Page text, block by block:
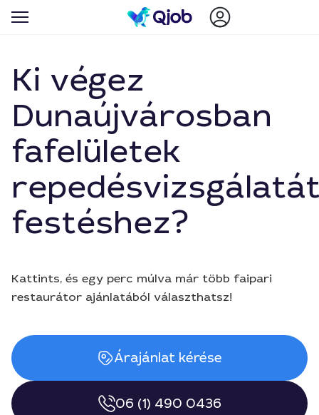
Ki végez
Dunaújvárosban
fafelületek
festéshez?
Kattints, és egy perc múlva már több faipari
restaurátor ajánlatából választhatsz!
Árajánlat kérése
06 (1) 490 0436